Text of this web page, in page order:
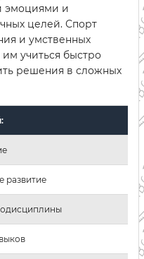
эмоциями и
целей. Спорт
и умственных
учиться быстро
решения в сложных
развитие